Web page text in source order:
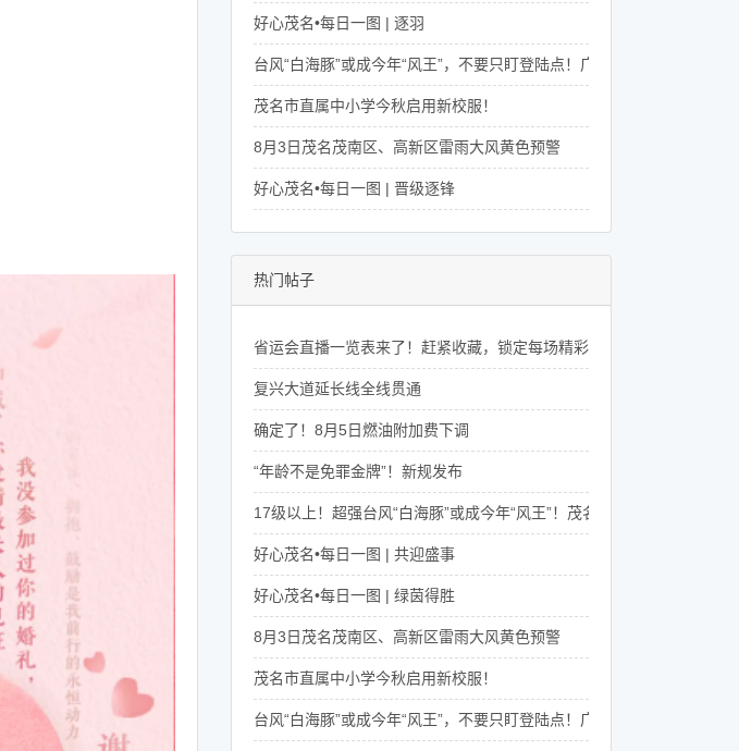
好心茂名•每日一图 | 逐羽
台风“白海豚”或成今年“风王”，不要只盯登陆点！广东8月还将有4次降
茂名市直属中小学今秋启用新校服！
8月3日茂名茂南区、高新区雷雨大风黄色预警
好心茂名•每日一图 | 晋级逐锋
热门帖子
省运会直播一览表来了！赶紧收藏，锁定每场精彩赛事 →
复兴大道延长线全线贯通
确定了！8月5日燃油附加费下调
“年龄不是免罪金牌”！新规发布
17级以上！超强台风“白海豚”或成今年“风王”！茂名未来一周天气→
好心茂名•每日一图 | 共迎盛事
好心茂名•每日一图 | 绿茵得胜
8月3日茂名茂南区、高新区雷雨大风黄色预警
茂名市直属中小学今秋启用新校服！
台风“白海豚”或成今年“风王”，不要只盯登陆点！广东8月还将有4次降